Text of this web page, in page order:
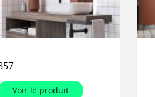
Voir le produit